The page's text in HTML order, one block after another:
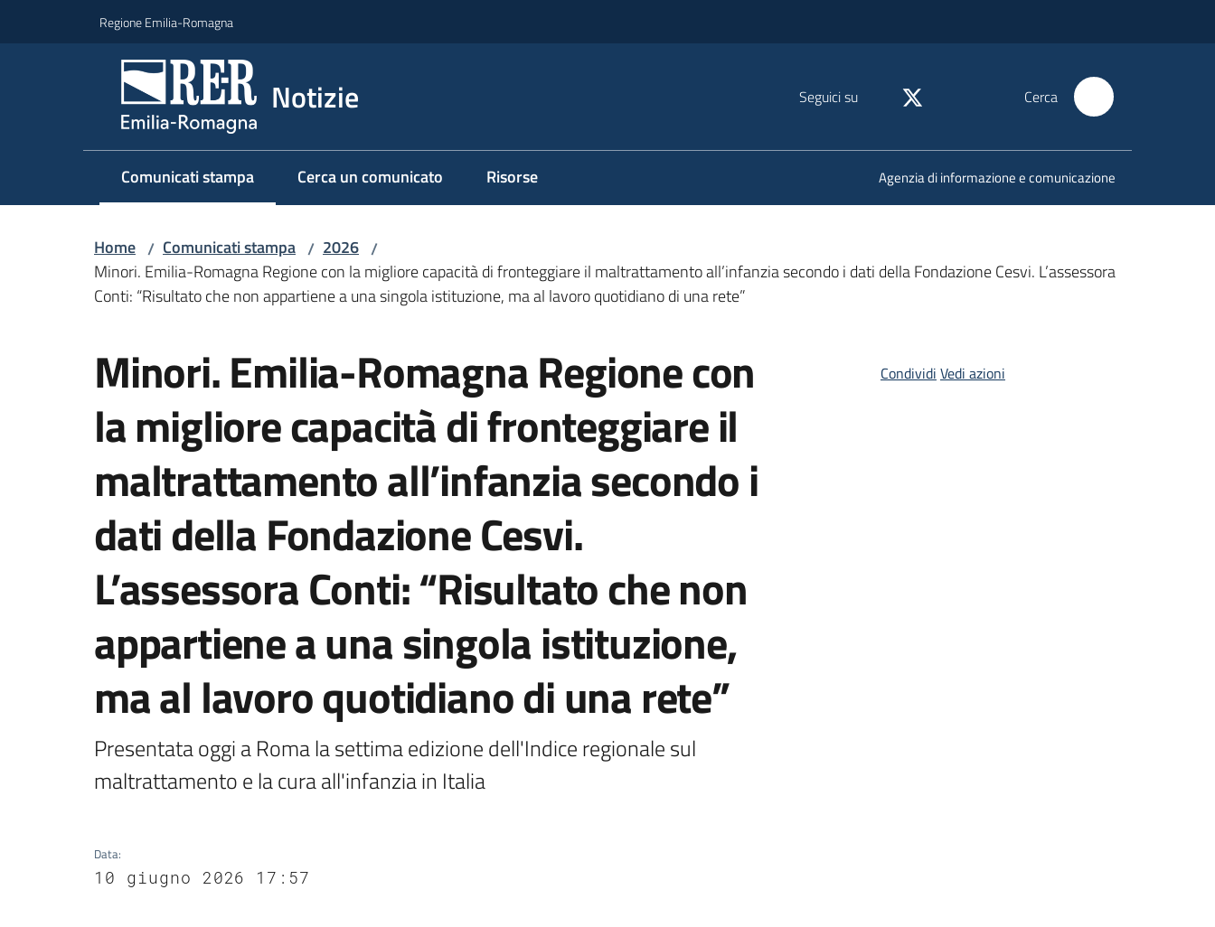
Regione Emilia-Romagna
Notizie Seguici su Cerca
Comunicati stampa
Menu selezionato Cerca un comunicato Risorse Agenzia di informazione e comunicazione
Home / Comunicati stampa / 2026 /
Minori. Emilia-Romagna Regione con la migliore capacità di fronteggiare il maltrattamento all’infanzia secondo i dati della Fondazione Cesvi. L’assessora
Conti: “Risultato che non appartiene a una singola istituzione, ma al lavoro quotidiano di una rete”
Minori. Emilia-Romagna Regione con
la migliore capacità di fronteggiare il
maltrattamento all’infanzia secondo i
dati della Fondazione Cesvi.
L’assessora Conti: “Risultato che non
appartiene a una singola istituzione,
ma al lavoro quotidiano di una rete”
Presentata oggi a Roma la settima edizione dell'Indice regionale sul
maltrattamento e la cura all'infanzia in Italia
Data:
10 giugno 2026 17:57
Condividi Vedi azioni